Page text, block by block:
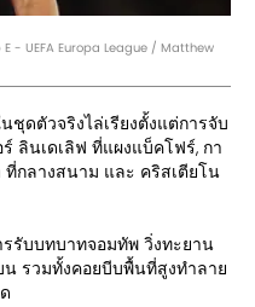
- UEFA Europa League / Matthew
ชุดตัวจริงไล่เรียงตั้งแต่การจับ
ลินเดเลิฟ ที่แผงแบ็คโฟร์, กา
ที่กลางสนาม และ คริสเตียโน
รับบทบาทจอมทัพ วิ่งทะยาน
รวมทั้งคอยบีบพื้นที่สูงทำลาย